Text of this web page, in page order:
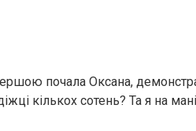
почала Оксана,
кількох сотень? Та я на